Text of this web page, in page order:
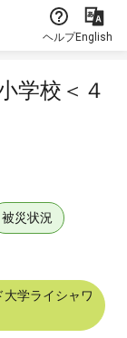
ヘルプEnglish
学校＜４
被災状況
大学ライシャワ